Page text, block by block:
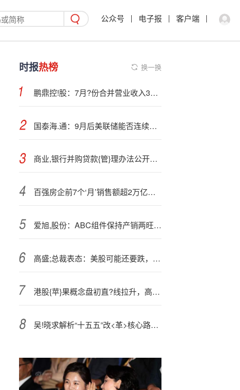
公众号 电子报 客户端
时报热榜 换一换
鹏鼎控!股：7月?份合并营业收入300240万元
国泰海.通：9月后美联储能否连续降息具有较高不确定性
商业,银行并购贷款{管}理办法公开征求意见：提高并购贷款占并购交易价款比例上限 延长贷款最长期限
百强房企前7个‘月’销售额超2万亿元 5家突破千亿元
爱旭,股份：ABC组件保持产销两旺态势，多措并举进一步降低负债率
高盛;总裁表态：美股可能还要跌，英伟达财报才是关键一战！
港股{苹}果概念盘初直?线拉升，高伟电子涨超11%
吴!晓求解析“十五五”改<革>核心路径：三方面重构市场生态链